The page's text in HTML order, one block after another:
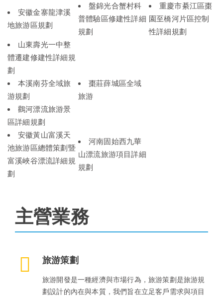
安徽金寨龍津溪
地旅游區規劃
盤錦光合蟹村科
普體驗區修建性詳細
規劃
重慶市綦江區棗
園至橋河片區控制
性詳細規劃
山東壽光一中整
體遷建修建性詳細規
劃
本溪南芬全域旅
游規劃
棗莊薛城區全域
旅游
鸛河漂流旅游景
區詳細規劃
安徽黃山富溪天
池旅游區總體策劃暨
富溪峽谷漂流詳細規
劃
河南固始西九華
山漂流旅游項目詳細
規劃
主營業務
旅游策劃
旅游開發是一種經濟與市場行為，旅游策劃是旅游規
劃設計的內在與本質，我們旨在立足客戶需求與項目